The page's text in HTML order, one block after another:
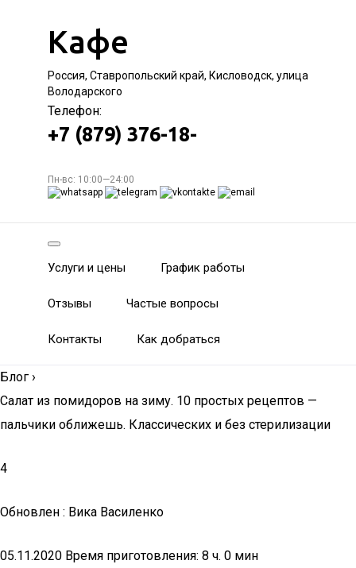
Кафе
Россия, Ставропольский край, Кисловодск, улица
Володарского
Телефон:
+7 (879) 376-18-
Пн-вс: 10:00—24:00
Услуги и цены График работы
Отзывы Частые вопросы
Контакты Как добраться
Блог ›
Салат из помидоров на зиму. 10 простых рецептов —
пальчики оближешь. Классических и без стерилизации
4
Обновлен : Вика Василенко
05.11.2020 Время приготовления: 8 ч. 0 мин